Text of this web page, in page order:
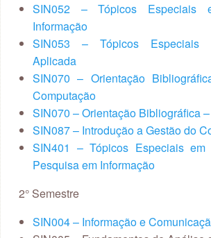
SIN052 – Tópicos Especiais
Informação
SIN053 – Tópicos Especiais
Aplicada
SIN070 – Orientação
Computação
SIN070 – Orientação Bibliográfica
SIN087 – Introdução a Gestão do
SIN401 – Tópicos Especiais em
Pesquisa em Informação
2° Semestre
SIN004 – Informação e